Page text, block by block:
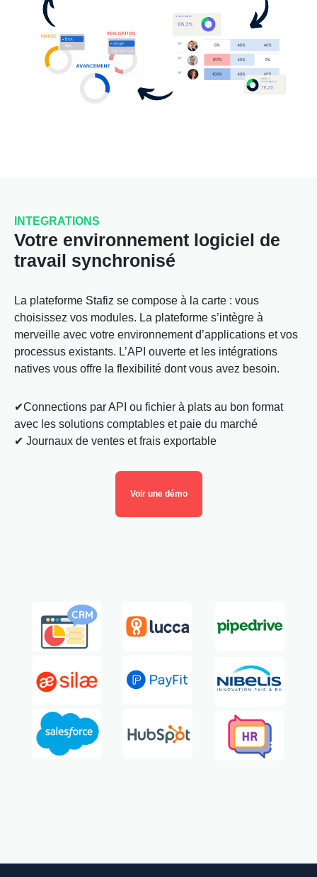
INTEGRATIONS
Votre environnement logiciel de
travail synchronisé
La plateforme Stafiz se compose à la carte : vous
choisissez vos modules. La plateforme s’intègre à
merveille avec votre environnement d’applications et vos
processus existants. L’API ouverte et les intégrations
natives vous offre la flexibilité dont vous avez besoin.
✔Connections par API ou fichier à plats au bon format
avec les solutions comptables et paie du marché
✔ Journaux de ventes et frais exportable
Voir une démo